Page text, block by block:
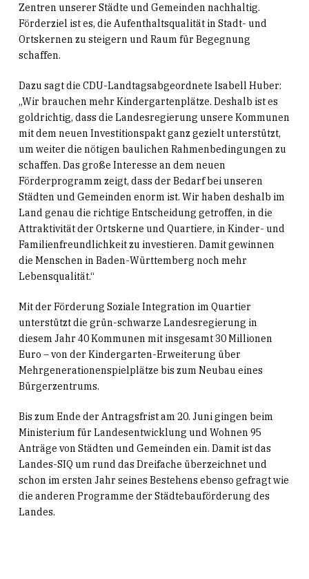
Zentren unserer Städte und Gemeinden nachhaltig.
Förderziel ist es, die Aufenthaltsqualität in Stadt- und
Ortskernen zu steigern und Raum für Begegnung
schaffen.
Dazu sagt die CDU-Landtagsabgeordnete Isabell Huber:
„Wir brauchen mehr Kindergartenplätze. Deshalb ist es
goldrichtig, dass die Landesregierung unsere Kommunen
mit dem neuen Investitionspakt ganz gezielt unterstützt,
um weiter die nötigen baulichen Rahmenbedingungen zu
schaffen. Das große Interesse an dem neuen
Förderprogramm zeigt, dass der Bedarf bei unseren
Städten und Gemeinden enorm ist. Wir haben deshalb im
Land genau die richtige Entscheidung getroffen, in die
Attraktivität der Ortskerne und Quartiere, in Kinder- und
Familienfreundlichkeit zu investieren. Damit gewinnen
die Menschen in Baden-Württemberg noch mehr
Lebensqualität.“
Mit der Förderung Soziale Integration im Quartier
unterstützt die grün-schwarze Landesregierung in
diesem Jahr 40 Kommunen mit insgesamt 30 Millionen
Euro – von der Kindergarten-Erweiterung über
Mehrgenerationenspielplätze bis zum Neubau eines
Bürgerzentrums.
Bis zum Ende der Antragsfrist am 20. Juni gingen beim
Ministerium für Landesentwicklung und Wohnen 95
Anträge von Städten und Gemeinden ein. Damit ist das
Landes-SIQ um rund das Dreifache überzeichnet und
schon im ersten Jahr seines Bestehens ebenso gefragt wie
die anderen Programme der Städtebauförderung des
Landes.